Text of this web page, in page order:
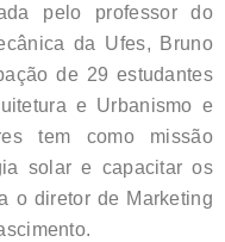
pelo professor do
da Ufes, Bruno
de 29 estudantes
e Urbanismo e
tem como missão
solar e capacitar os
o diretor de Marketing